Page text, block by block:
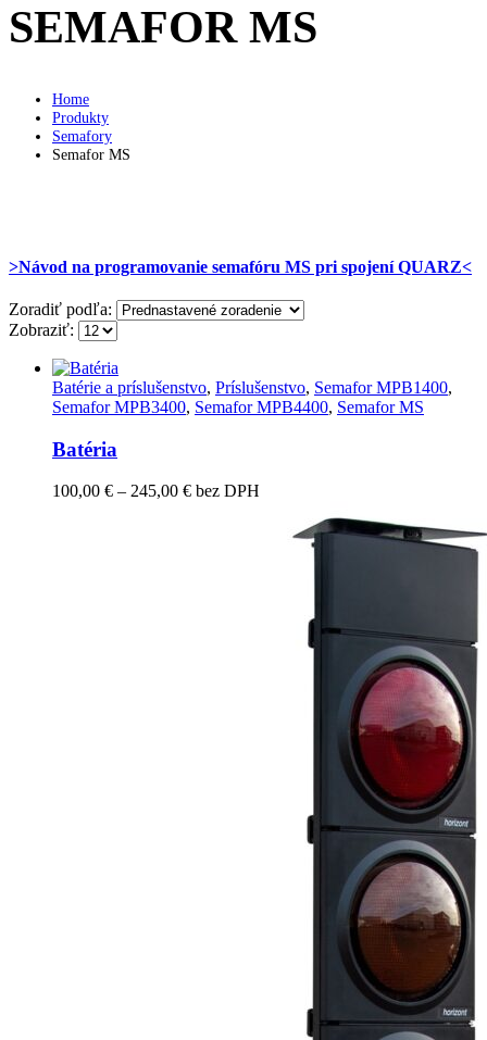
SEMAFOR MS
Home
Produkty
Semafory
Semafor MS
>Návod na programovanie semafóru MS pri spojení QUARZ<
Zoradiť podľa:
Zobraziť:
Batérie a príslušenstvo, Príslušenstvo, Semafor MPB1400,
Semafor MPB3400, Semafor MPB4400, Semafor MS
Batéria
100,00 € – 245,00 €Price
bez DPH